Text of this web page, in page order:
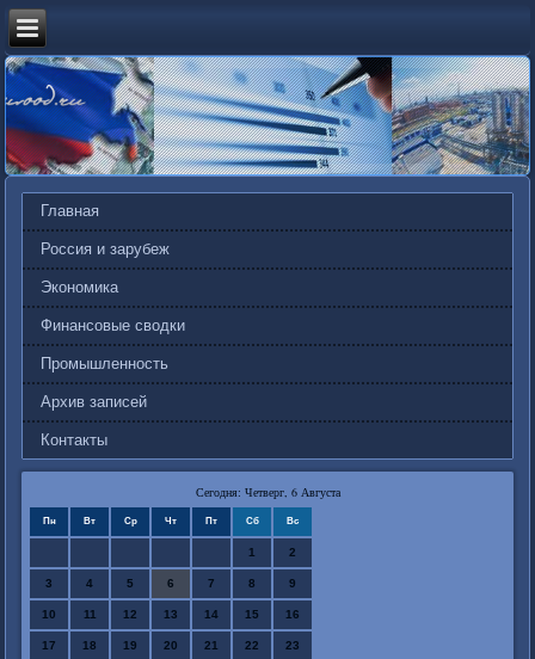
Главная
Россия и зарубеж
Экономика
Финансовые сводки
Промышленность
Архив записей
Контакты
Сегодня: Четверг, 6 Августа
Пн Вт Ср Чт Пт Сб Вс
1 2
3 4 5 6 7 8 9
10 11 12 13 14 15 16
17 18 19 20 21 22 23